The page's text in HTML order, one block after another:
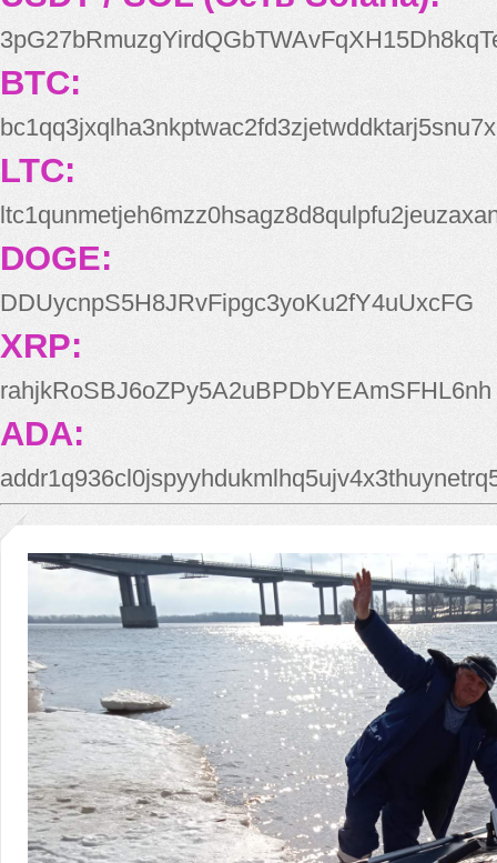
BTC:
bc1qq3jxqlha3nkptwac2fd3zjetwddktarj5snu7x
LTC:
DOGE:
DDUycnpS5H8JRvFipgc3yoKu2fY4uUxcFG
XRP:
rahjkRoSBJ6oZPy5A2uBPDbYEAmSFHL6nh
ADA: